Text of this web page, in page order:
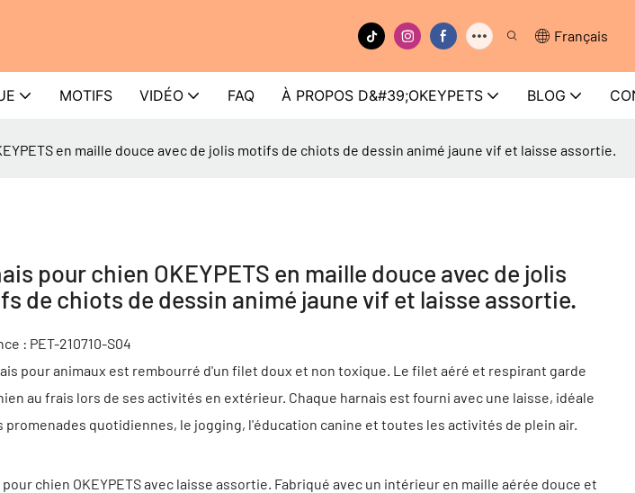
Français
MOTIFS VIDÉO FAQ À PROPOS D&#39;OKEYPETS BLOG
en maille douce avec de jolis motifs de chiots de dessin animé jaune vif et laisse assortie.
pour chien OKEYPETS en maille douce avec de jolis
de chiots de dessin animé jaune vif et laisse assortie.
: PET-210710-S04
pour animaux est rembourré d'un filet doux et non toxique. Le filet aéré et respirant garde
au frais lors de ses activités en extérieur. Chaque harnais est fourni avec une laisse, idéale
promenades quotidiennes, le jogging, l'éducation canine et toutes les activités de plein air.
pour chien OKEYPETS avec laisse assortie. Fabriqué avec un intérieur en maille aérée douce et